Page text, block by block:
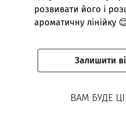
розвивати його і
ароматичну лінійку
Залишити
ВАМ БУДЕ